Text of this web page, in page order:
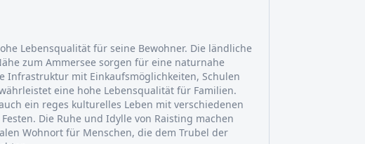
Lebensqualität für seine Bewohner. Die ländliche
zum Ammersee sorgen für eine naturnahe
Infrastruktur mit Einkaufsmöglichkeiten, Schulen
eine hohe Lebensqualität für Familien.
ein reges kulturelles Leben mit verschiedenen
Die Ruhe und Idylle von Raisting machen
Wohnort für Menschen, die dem Trubel der